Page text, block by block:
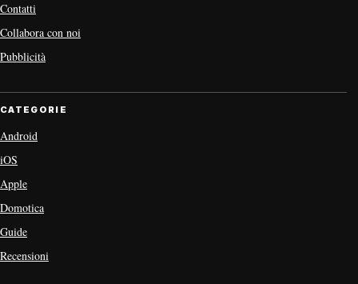
Contatti
Collabora con noi
Pubblicità
CATEGORIE
Android
iOS
Apple
Domotica
Guide
Recensioni